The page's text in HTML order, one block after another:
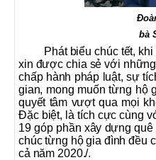
bà
Phát biểu chúc tết,
xin được chia sẻ với
chấp hành pháp luật, sự
gian, mong muốn từng hộ
quyết tâm vượt qua mọi
Đặc biệt, là tích cực cùng
19 góp phần xây dựng
chúc từng hộ gia đình đều
cả năm 2020./.